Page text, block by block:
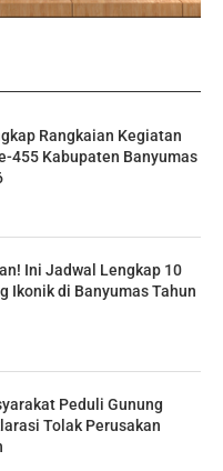
Rangkaian Kegiatan
455 Kabupaten Banyumas
Ini Jadwal Lengkap 10
Ikonik di Banyumas Tahun
Peduli Gunung
Tolak Perusakan